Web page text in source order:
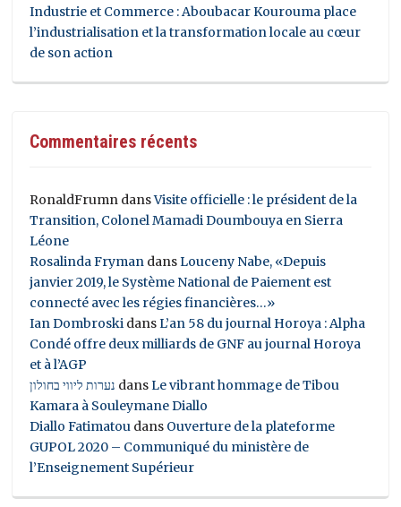
Industrie et Commerce : Aboubacar Kourouma place
l’industrialisation et la transformation locale au cœur
de son action
Commentaires récents
RonaldFrumn dansVisite officielle : le président de la
Transition, Colonel Mamadi Doumbouya en Sierra
Léone
Rosalinda Fryman dansLouceny Nabe, «Depuis
janvier 2019, le Système National de Paiement est
connecté avec les régies financières…»
Ian Dombroski dansL’an 58 du journal Horoya : Alpha
Condé offre deux milliards de GNF au journal Horoya
et à l’AGP
נערות ליווי בחולון dansLe vibrant hommage de Tibou
Kamara à Souleymane Diallo
Diallo Fatimatou dans Ouverture de la plateforme
GUPOL 2020 – Communiqué du ministère de
l’Enseignement Supérieur